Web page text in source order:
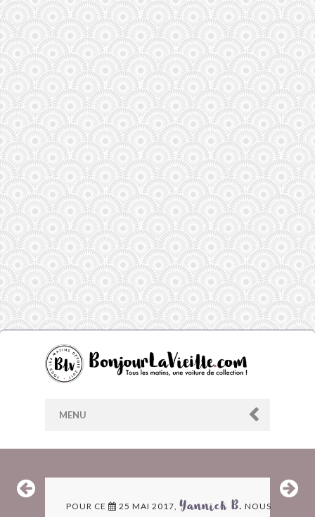
MENU
POUR CE 25 MAI 2017, Yannick B. NOUS